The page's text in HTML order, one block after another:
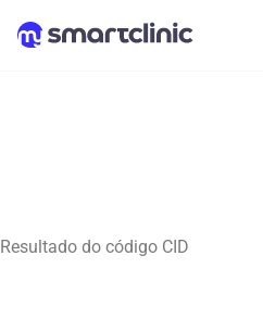
Resultado do código CID